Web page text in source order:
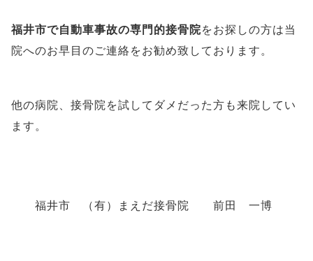
福井市で自動車事故の専門的接骨院をお探しの方は当
院へのお早目のご連絡をお勧め致しております。
他の病院、接骨院を試してダメだった方も来院してい
ます。
福井市 （有）まえだ接骨院 前田 一博